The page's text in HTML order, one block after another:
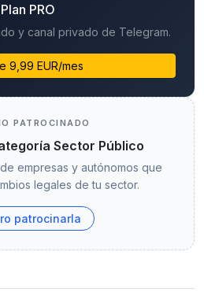
Plan PRO
y canal privado de Telegram.
9,99 EUR/mes
PATROCINADO
Sector Público
empresas y autónomos que
legales de tu sector.
patrocinarla